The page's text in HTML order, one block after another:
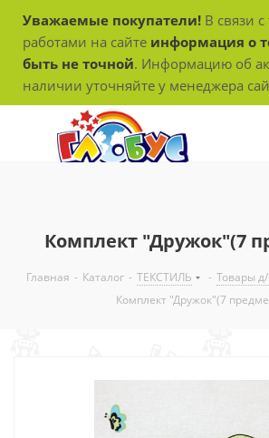
Уважаемые покупатели! В связи
работами на сайте информация о
быть не точной. Информацию об
наличии уточняйте у менеджера
Комплект "Дружок"(7
Главная - Каталог - ТЕКСТИЛЬ - Товары
Комплект "Дружок"(7